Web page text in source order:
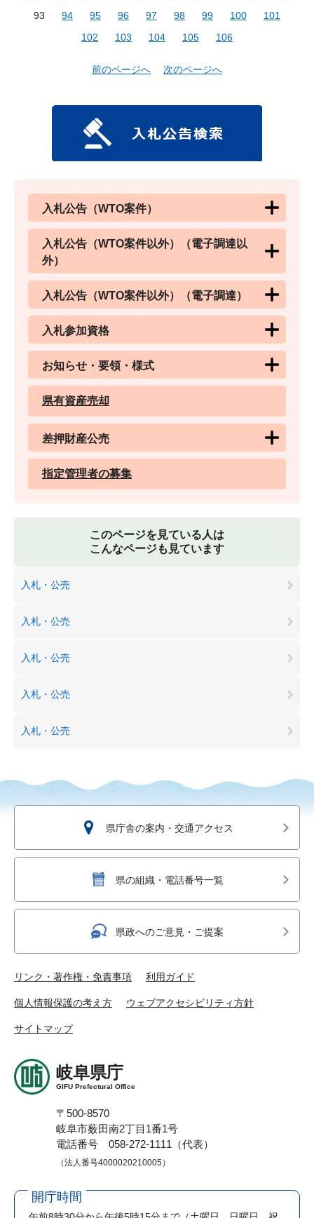
93
94 95 96 97 98 99 100
101
102
103 104 105 106
前のページへ 次のページへ
入札公告（WTO案件）
入札公告（WTO案件以外）（電子調達以
外）
入札公告（WTO案件以外）（電子調達）
入札参加資格
お知らせ・要領・様式
県有資産売却
差押財産公売
指定管理者の募集
このページを見ている人は
こんなページも見ています
入札・公売
入札・公売
入札・公売
入札・公売
入札・公売
県庁舎の案内・交通アクセス
県の組織・電話番号一覧
県政へのご意見・ご提案
リンク・著作権・免責事項 利用ガイド
個人情報保護の考え方 ウェブアクセシビリティ方針
サイトマップ
岐阜県庁
GIFU Prefectural Office
〒500-8570
岐阜市薮田南2丁目1番1号
電話番号 058-272-1111（代表）
（法人番号4000020210005）
開庁時間